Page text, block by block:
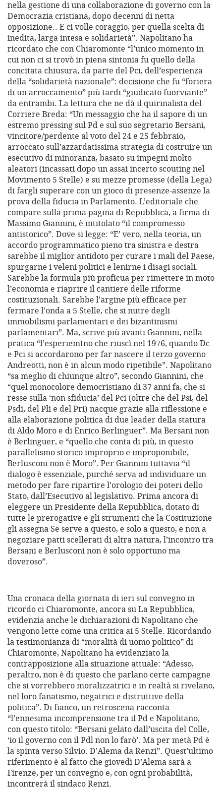
nella gestione di una collaborazione di governo con la
Democrazia cristiana, dopo decenni di netta
opposizione.. E ci volle coraggio, per quella scelta di
inedita, larga intesa e solidarietà”. Napolitano ha
ricordato che con Chiaromonte “l’unico momento in
cui non ci si trovò in piena sintonia fu quello della
concitata chiusura, da parte del Pci, dell’esperienza
della “solidarietà nazionale”: decisione che fu “foriera
di un arroccamento” più tardi “giudicato fuorviante”
da entrambi. La lettura che ne dà il quirinalista del
Corriere Breda: “Un messaggio che ha il sapore di un
estremo pressing sul Pd e sul suo segretario Bersani,
vincitore/perdente al voto del 24 e 25 febbraio,
arroccato sull’azzardatissima strategia di costruire un
esecutivo di minoranza, basato su impegni molto
aleatori (incassati dopo un assai incerto scouting nel
Movimento 5 Stelle) e su mezze promesse (della Lega)
di fargli superare con un gioco di presenze-assenze la
prova della fiducia in Parlamento. L’editoriale che
compare sulla prima pagina di Repubblica, a firma di
Massimo Giannini, è intitolato “il compromesso
antistorico”. Dove si legge: “E’ vero, nella teoria, un
accordo programmatico pieno tra sinistra e destra
sarebbe il miglior antidoto per curare i mali del Paese,
spurgarne i veleni politici e lenirne i disagi sociali.
Sarebbe la formula più proficua per rimettere in moto
l’economia e riaprire il cantiere delle riforme
costituzionali. Sarebbe l’argine più efficace per
fermare l’onda a 5 Stelle, che si nutre degli
immobilismi parlamentari e dei bizantinismi
parlamentari”. Ma, scrive più avanti Giannini, nella
pratica “l’esperiemtno che riuscì nel 1976, quando Dc
e Pci si accordarono per far nascere il terzo governo
Andreotti, non è in alcun modo ripetibile”. Napolitano
“sa meglio di chiunque altro”, secondo Giannini, che
“quel monocolore democristiano di 37 anni fa, che si
resse sulla ‘non sfiducia’ del Pci (oltre che del Psi, del
Psdi, del Pli e del Pri) nacque grazie alla riflessione e
alla elaborazione politica di due leader della statura
di Aldo Moro e di Enrico Berlinguer”. Ma Bersani non
è Berlinguer, e “quello che conta di più, in questo
parallelismo storico improprio e improponibile,
Berlusconi non è Moro”. Per Giannini tuttavia “il
dialogo è essenziale, purché serva ad individuare un
metodo per fare ripartire l’orologio dei poteri dello
Stato, dall’Esecutivo al legislativo. Prima ancora di
eleggere un Presidente della Repubblica, dotato di
tutte le prerogative e gli strumenti che la Costituzione
gli assegna Se serve a questo, e solo a questo, e non a
negoziare patti scellerati di altra natura, l’incontro tra
Bersani e Berlusconi non è solo opportuno ma
doveroso”.
Una cronaca della giornata di ieri sul convegno in
ricordo ci Chiaromonte, ancora su La Repubblica,
evidenzia anche le dichiarazioni di Napolitano che
vengono lette come una critica ai 5 Stelle. Ricordando
la testimonianza di “moralità di uomo politico” di
Chiaromonte, Napolitano ha evidenziato la
contrapposizione alla situazione attuale: “Adesso,
peraltro, non è di questo che parlano certe campagne
che si vorrebbero moralizzatrici e in realtà si rivelano,
nel loro fanatismo, negatrici e distruttive della
politica”. Di fianco, un retroscena racconta
“l’ennesima incomprensione tra il Pd e Napolitano,
con questo titolo: “Bersani gelato dall’uscita del Colle,
‘io il governo con il Pdl non lo farò’. Ma per metà Pd è
la spinta verso Silvio. D’Alema da Renzi”. Quest’ultimo
riferimento è al fatto che giovedì D’Alema sarà a
Firenze, per un convegno e, con ogni probabilità,
incontrerà il sindaco Renzi.